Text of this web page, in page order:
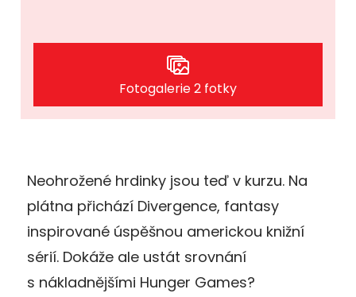
Fotogalerie 2 fotky
Neohrožené hrdinky jsou teď v kurzu. Na
plátna přichází Divergence, fantasy
inspirované úspěšnou americkou knižní
sérií. Dokáže ale ustát srovnání
s nákladnějšími Hunger Games?